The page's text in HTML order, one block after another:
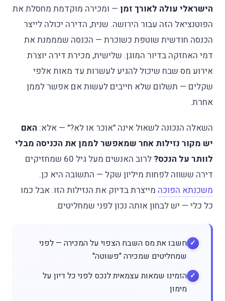
הישראלי עולה לאורך זמן — ומכירה מוקדמת מחסלת את
הפוטנציאל הזה עבור הירושה. שנית, הדירה יכולה לייצר
הכנסה חודשית שוטפת כשוכרת — הכנסה שמממנת את
דמי האחזקה בדיור המוגן. שלישית, מכירת דירה יוצרת
אירוע מס שבח שיכול להגיע לעשרות עד מאות אלפי
שקלים — תשלום שלא חייבים לעשות אם אפשר לממן
אחרת.
השאלה הנכונה לשאול אינה "אוכר או לא?" — אלא: האם
יש מקור נזילות אחר שמאפשר לממן את הכניסה מבלי
לוותר על הנכס?
לרוב האנשים מעל גיל 60 שמחזיקים
דירה ששווה לפחות מיליון שקל — התשובה היא כן.
משכנתא הפוכה מייצרת בדיוק את הנזילות הזו. אבל כמו
כל כלי — יש לבחון אותה נכון לפני שמחליטים.
חשבו את מס השבח הצפוי על המכירה — לפני
שמחליטים שמכירה "פשוטה"
הזמינו שמאות עצמאית לנכס לפני כל דיון על
מימון